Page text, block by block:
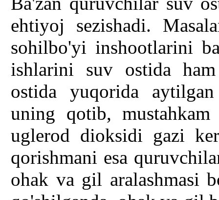
ehtiyoj sezishadi.
sohilbo'yi inshootlarini
ishlarini suv ostida
ostida yuqorida
uning qotib,
uglerod dioksidi gazi
qorishmani esa
ohak va gil aralashmasi